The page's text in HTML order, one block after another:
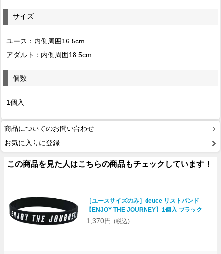
サイズ
ユース：内側周囲16.5cm
アダルト：内側周囲18.5cm
個数
1個入
商品についてのお問い合わせ
お気に入りに登録
この商品を見た人はこちらの商品もチェックしています！
［ユースサイズのみ］deuce リストバンド
【ENJOY THE JOURNEY】1個入 ブラック
1,370円 (税込)